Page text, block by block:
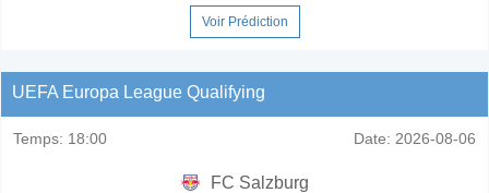
Voir Prédiction
UEFA Europa League Qualifying
Temps: 18:00 Date: 2026-08-06
FC Salzburg